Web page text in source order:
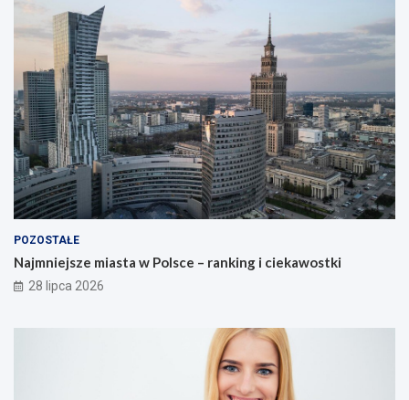
POZOSTAŁE
Najmniejsze miasta w Polsce – ranking i ciekawostki
28 lipca 2026